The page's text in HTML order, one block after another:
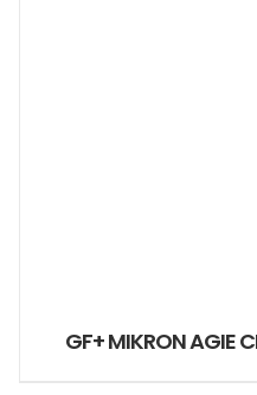
GF+ MIKRON AGIE